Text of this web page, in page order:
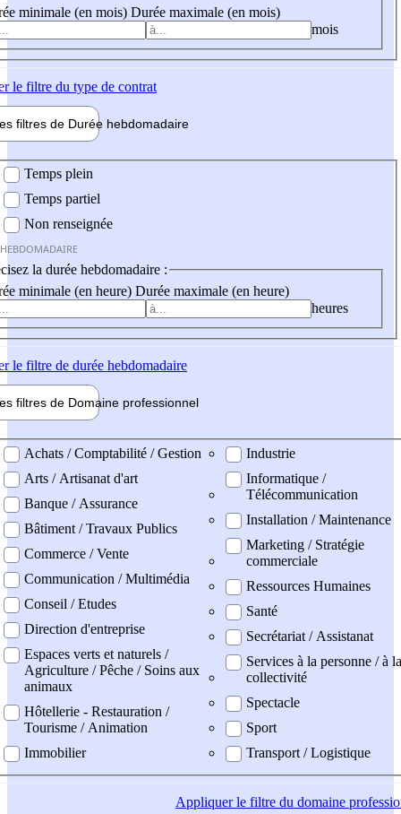
minimale (en mois) Durée maximale (en mois)
mois
le filtre du type de contrat
filtres de Durée hebdomadaire
Temps plein
Temps partiel
Non renseignée
la durée hebdomadaire :
minimale (en heure) Durée maximale (en heure)
heures
le filtre de durée hebdomadaire
filtres de Domaine professionnel
professionel
Achats / Comptabilité / Gestion
Arts / Artisanat d'art
Banque / Assurance
Bâtiment / Travaux Publics
Commerce / Vente
Communication / Multimédia
Conseil / Etudes
Direction d'entreprise
Espaces verts et naturels /
Agriculture / Pêche / Soins aux
animaux
Hôtellerie - Restauration /
Tourisme / Animation
Immobilier
Industrie
Informatique /
Télécommunication
Installation / Maintenance
Marketing / Stratégie
commerciale
Ressources Humaines
Santé
Secrétariat / Assistanat
Services à la personne / à la
collectivité
Spectacle
Sport
Transport / Logistique
Appliquerle filtre du domaine